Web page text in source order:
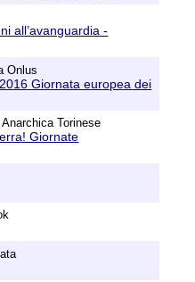
all’avanguardia -
Onlus
Giornata europea dei
Torinese
Giornate